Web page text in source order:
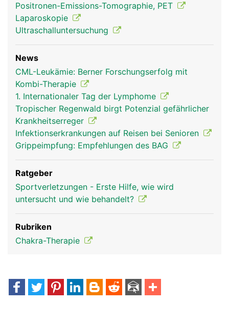
Positronen-Emissions-Tomographie, PET
Laparoskopie
Ultraschalluntersuchung
News
CML-Leukämie: Berner Forschungserfolg mit
Kombi-Therapie
1. Internationaler Tag der Lymphome
Tropischer Regenwald birgt Potenzial gefährlicher
Krankheitserreger
Infektionserkrankungen auf Reisen bei Senioren
Grippeimpfung: Empfehlungen des BAG
Ratgeber
Sportverletzungen - Erste Hilfe, wie wird
untersucht und wie behandelt?
Rubriken
Chakra-Therapie